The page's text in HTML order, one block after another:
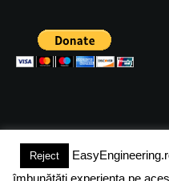
(c) 2024 -
Reject
îmbunătăți experiența pe